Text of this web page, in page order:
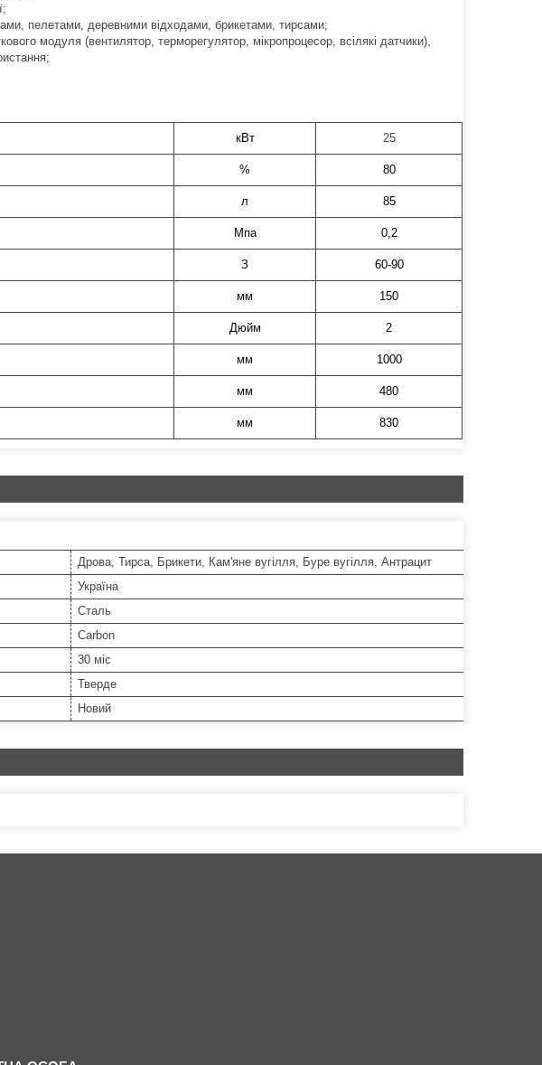
пелетами, деревними відходами, брикетами, тирсами;
модуля (вентилятор, терморегулятор, мікропроцесор, всілякі датчики),
кВт 25
% 80
л 85
Мпа 0,2
З 60-90
мм 150
Дюйм 2
мм 1000
мм 480
мм 830
Дрова, Тирса, Брикети, Кам'яне вугілля, Буре вугілля, Антрацит
Україна
Сталь
Carbon
30 міс
Тверде
Новий